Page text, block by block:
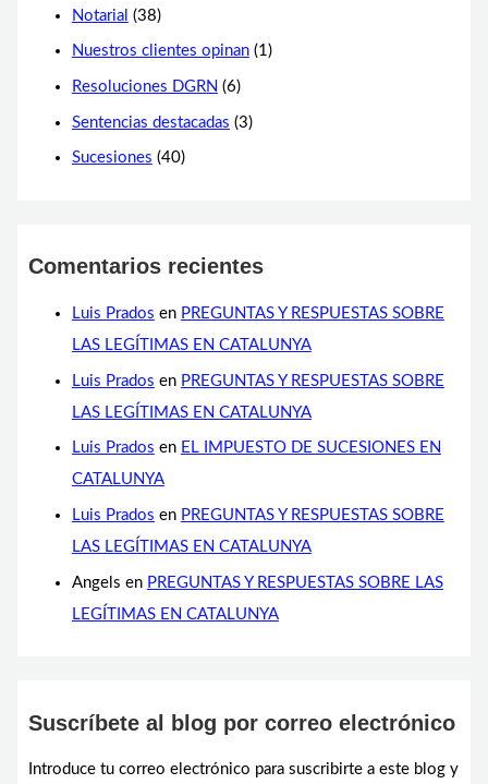
Notarial (38)
Nuestros clientes opinan(1)
Resoluciones DGRN (6)
Sentencias destacadas (3)
Sucesiones (40)
Comentarios recientes
Luis Prados en PREGUNTAS Y RESPUESTAS SOBRE
LAS LEGÍTIMAS EN CATALUNYA
Luis Prados en PREGUNTAS Y RESPUESTAS SOBRE
LAS LEGÍTIMAS EN CATALUNYA
Luis Prados en EL IMPUESTO DE SUCESIONES EN
CATALUNYA
Luis Prados en PREGUNTAS Y RESPUESTAS SOBRE
LAS LEGÍTIMAS EN CATALUNYA
Angels en PREGUNTAS Y RESPUESTAS SOBRE LAS
LEGÍTIMAS EN CATALUNYA
Suscríbete al blog por correo electrónico
Introduce tu correo electrónico para suscribirte a este blog y